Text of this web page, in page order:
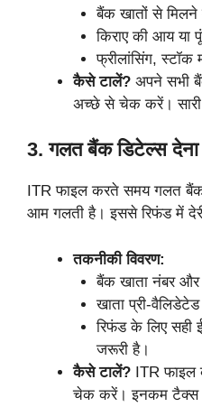
बैंक खातों से मिलने
किराए की आय या
फ्रीलांसिंग,
कैसे टालें? अपने सभी
अच्छे से चेक करें।
3. गलत बैंक डिटेल्स देना
ITR फाइल करते समय गलत
आम गलती है। इससे रिफंड में
तकनीकी विवरण:
बैंक खाता नंबर और
खाता प्री-वैलिडेटेड
रिफंड के लिए सही
जरूरी है।
कैसे टालें? ITR फाइल
चेक करें। इनकम टैक्स